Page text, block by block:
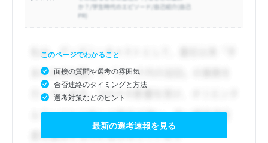
このページでわかること
面接の質問や選考の雰囲気
合否連絡のタイミングと方法
選考対策などのヒント
最新の選考速報を見る